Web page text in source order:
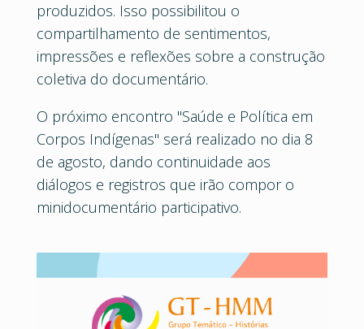
produzidos. Isso possibilitou o
compartilhamento de sentimentos,
impressões e reflexões sobre a construção
coletiva do documentário.
O próximo encontro "Saúde e Política em
Corpos Indígenas" será realizado no dia 8
de agosto, dando continuidade aos
diálogos e registros que irão compor o
minidocumentário participativo.